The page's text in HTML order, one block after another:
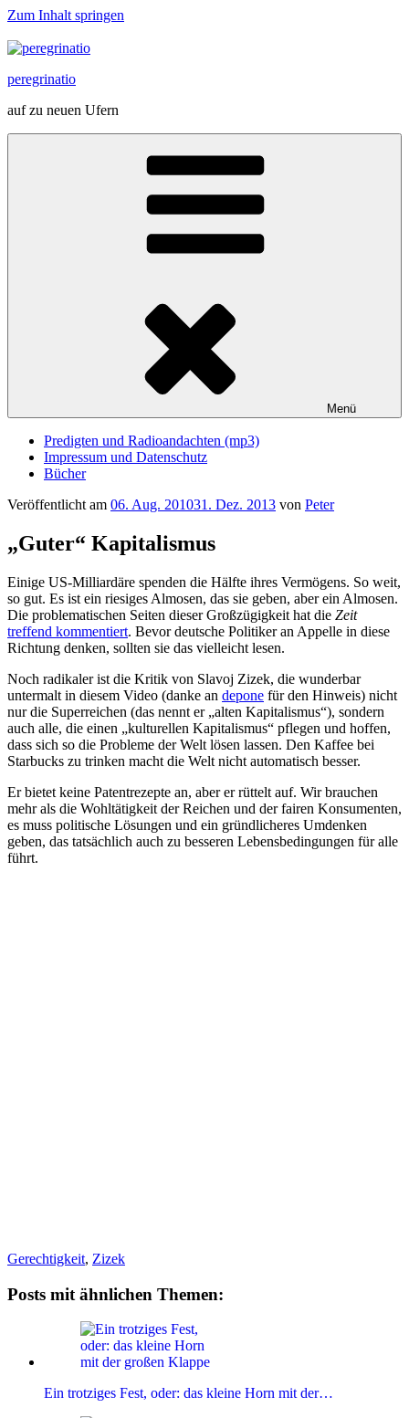
Zum Inhalt springen
peregrinatio
auf zu neuen Ufern
Menü
Predigten und Radioandachten (mp3)
Impressum und Datenschutz
Bücher
Veröffentlicht am 06. Aug. 201031. Dez. 2013 von Peter
„Guter“ Kapitalismus
Einige US-Milliardäre spenden die Hälfte ihres Vermögens. So weit,
so gut. Es ist ein riesiges Almosen, das sie geben, aber ein Almosen.
Die problematischen Seiten dieser Großzügigkeit hat die Zeit
treffend kommentiert. Bevor deutsche Politiker an Appelle in diese
Richtung denken, sollten sie das vielleicht lesen.
Noch radikaler ist die Kritik von Slavoj Zizek, die wunderbar
untermalt in diesem Video (danke an depone für den Hinweis) nicht
nur die Superreichen (das nennt er „alten Kapitalismus“), sondern
auch alle, die einen „kulturellen Kapitalismus“ pflegen und hoffen,
dass sich so die Probleme der Welt lösen lassen. Den Kaffee bei
Starbucks zu trinken macht die Welt nicht automatisch besser.
Er bietet keine Patentrezepte an, aber er rüttelt auf. Wir brauchen
mehr als die Wohltätigkeit der Reichen und der fairen Konsumenten,
es muss politische Lösungen und ein gründlicheres Umdenken
geben, das tatsächlich auch zu besseren Lebensbedingungen für alle
führt.
Gerechtigkeit, Zizek
Posts mit ähnlichen Themen:
Ein trotziges Fest, oder: das kleine Horn mit der…